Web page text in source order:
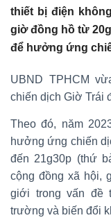
thiết bị điện
giờ đồng hồ từ
để hưởng ứng
UBND TPHCM
chiến dịch Giờ Trái
Theo đó, năm
hưởng ứng chiến
đến 21g30p (thứ
cộng đồng xã hội,
giới trong vấn đề
trường và biến đổi